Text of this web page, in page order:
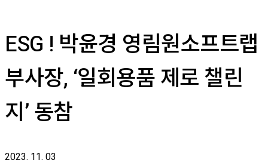
ESG ! 박윤경 영림원소프트랩
부사장, ‘일회용품 제로 챌린
지’ 동참
2023. 11. 03